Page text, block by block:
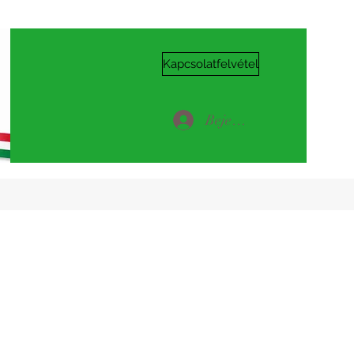
Kapcsolatfelvétel
Bejelentkezés